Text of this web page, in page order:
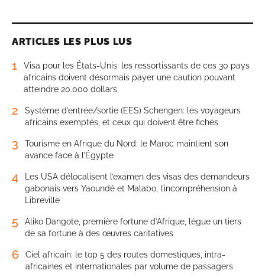
ARTICLES LES PLUS LUS
1
Visa pour les États-Unis: les ressortissants de ces 30 pays
africains doivent désormais payer une caution pouvant
atteindre 20.000 dollars
2
Système d’entrée/sortie (EES) Schengen: les voyageurs
africains exemptés, et ceux qui doivent être fichés
3
Tourisme en Afrique du Nord: le Maroc maintient son
avance face à l’Égypte
4
Les USA délocalisent l’examen des visas des demandeurs
gabonais vers Yaoundé et Malabo, l’incompréhension à
Libreville
5
Aliko Dangote, première fortune d’Afrique, lègue un tiers
de sa fortune à des œuvres caritatives
6
Ciel africain: le top 5 des routes domestiques, intra-
africaines et internationales par volume de passagers